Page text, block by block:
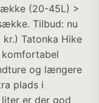
(20-45L) >
Tilbud: nu
Tatonka Hike
komfortabel
og længere
plads i
er der god